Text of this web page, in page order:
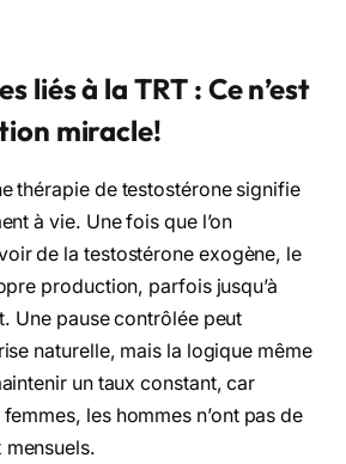
liés à la TRT : Ce n’est
miracle!
thérapie de testostérone signifie
à vie. Une fois que l’on
de la testostérone exogène, le
production, parfois jusqu’à
Une pause contrôlée peut
naturelle, mais la logique même
un taux constant, car
les hommes n’ont pas de